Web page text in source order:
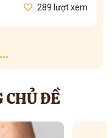
289 lượt xem
CHỦ ĐỀ